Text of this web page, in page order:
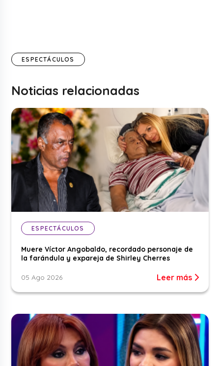
ESPECTÁCULOS
Noticias relacionadas
ESPECTÁCULOS
Muere Víctor Angobaldo, recordado personaje de
la farándula y expareja de Shirley Cherres
05 Ago 2026 Leer más